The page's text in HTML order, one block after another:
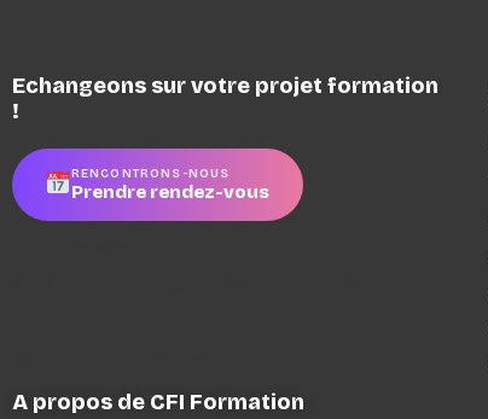
Echangeons sur votre projet formation
!
RENCONTRONS-NOUS
Prendre rendez-vous
A propos de CFI Formation